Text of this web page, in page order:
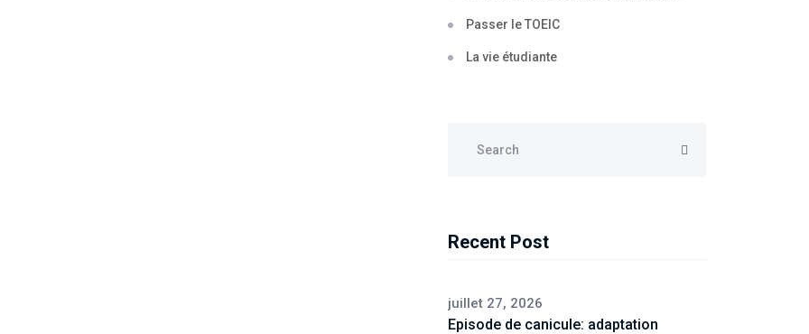
Passer le TOEIC
La vie étudiante
Recent Post
juillet 27, 2026
Episode de canicule: adaptation